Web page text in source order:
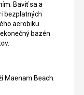
Baviť sa a
bezplatných
aerobiku.
bazén
Maenam Beach.